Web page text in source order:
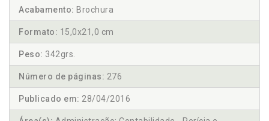
Acabamento: Brochura
Formato: 15,0x21,0 cm
Peso: 342grs.
Número de páginas: 276
Publicado em: 28/04/2016